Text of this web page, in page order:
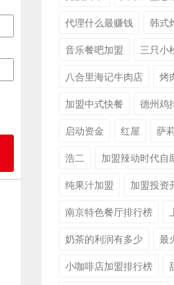
代理什么最赚钱
韩式
音乐餐吧加盟
三只小
八合里海记牛肉店
烤
加盟中式快餐
德州鸡
启动资金
红屋
萨
浩二
加盟辣动时代自
纯果汁加盟
加盟投资
南京特色餐厅排行榜
奶茶的利润有多少
最
小咖啡店加盟排行榜